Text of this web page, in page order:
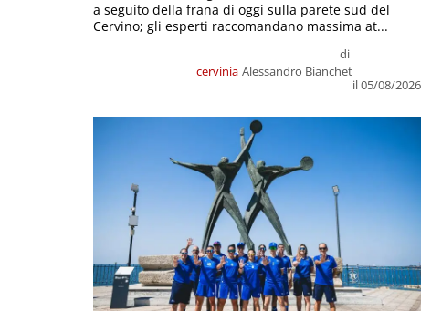
cervinia
di
Alessandro Bianchet
il 05/08/2026
a seguito della frana di oggi sulla parete sud del
Cervino; gli esperti raccomandano massima at...